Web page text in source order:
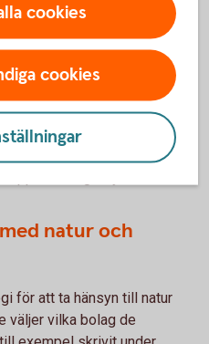
UNPRI för
principer för ansvarsfulla
för att påverka bolagen
inom miljöfrågor såväl
natur och
för att ta hänsyn till natur
väljer vilka bolag de
cookies
cookies